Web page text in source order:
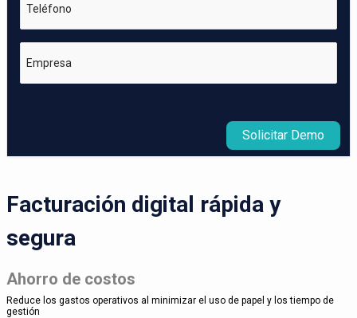
Teléfono
Empresa
Solicitar Demo
Facturación digital rápida y
segura
Ahorro de costos
Reduce los gastos operativos al minimizar el uso de papel y los tiempo de
gestión